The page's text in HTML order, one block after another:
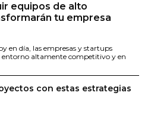
equipos de alto
tu empresa
en día, las empresas y startups
entorno altamente competitivo y en
con estas estrategias